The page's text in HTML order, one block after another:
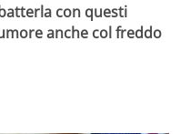
con questi
anche col freddo